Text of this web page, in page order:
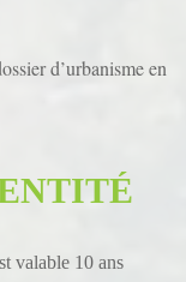
d’urbanisme en
valable 10 ans